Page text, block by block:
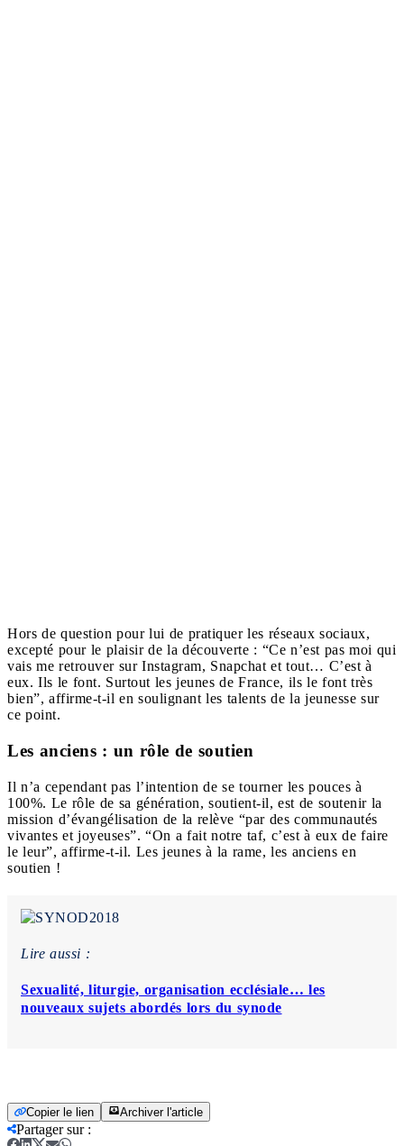
Hors de question pour lui de pratiquer les réseaux sociaux,
excepté pour le plaisir de la découverte : “Ce n’est pas moi qui
vais me retrouver sur Instagram, Snapchat et tout… C’est à
eux. Ils le font. Surtout les jeunes de France, ils le font très
bien”, affirme-t-il en soulignant les talents de la jeunesse sur
ce point.
Les anciens : un rôle de soutien
Il n’a cependant pas l’intention de se tourner les pouces à
100%. Le rôle de sa génération, soutient-il, est de soutenir la
mission d’évangélisation de la relève “par des communautés
vivantes et joyeuses”. “On a fait notre taf, c’est à eux de faire
le leur”, affirme-t-il. Les jeunes à la rame, les anciens en
soutien !
Lire aussi :
Sexualité, liturgie, organisation ecclésiale… les
nouveaux sujets abordés lors du synode
Copier le lien Archiver l'article
Partager sur: